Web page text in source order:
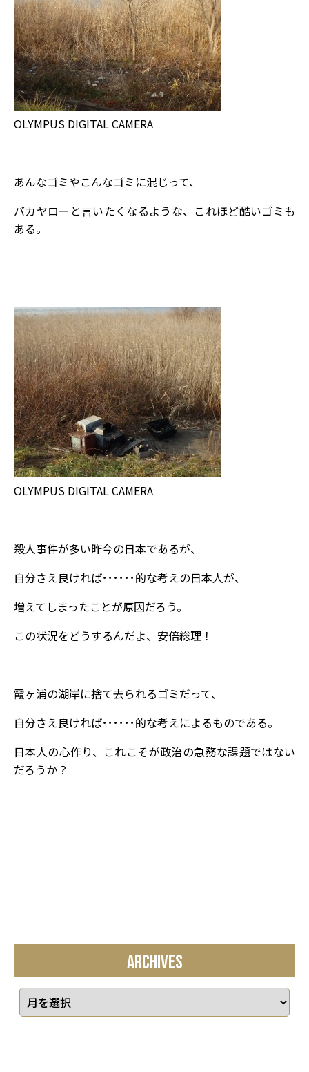
OLYMPUS DIGITAL CAMERA
あんなゴミやこんなゴミに混じって、
バカヤローと言いたくなるような、これほど酷いゴミも
ある。
OLYMPUS DIGITAL CAMERA
殺人事件が多い昨今の日本であるが、
自分さえ良ければ･･････的な考えの日本人が、
増えてしまったことが原因だろう。
この状況をどうするんだよ、安倍総理！
霞ヶ浦の湖岸に捨て去られるゴミだって、
自分さえ良ければ･･････的な考えによるものである。
日本人の心作り、これこそが政治の急務な課題ではない
だろうか？
ARCHIVES